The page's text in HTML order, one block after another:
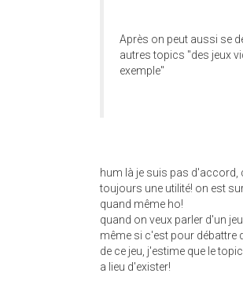
Après on peut aussi se
autres topics "des jeux
exemple"
hum là je suis pas d'accord,
toujours une utilité! on est
quand même ho!
quand on veux parler d'un
même si c'est pour débattre
de ce jeu, j'estime que le
a lieu d'exister!